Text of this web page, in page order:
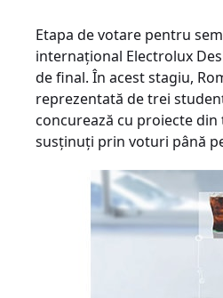
Etapa de votare pentru
internațional Electrolux
de final. În acest stagiu,
reprezentată de trei
concurează cu proiecte
susținuți prin voturi până